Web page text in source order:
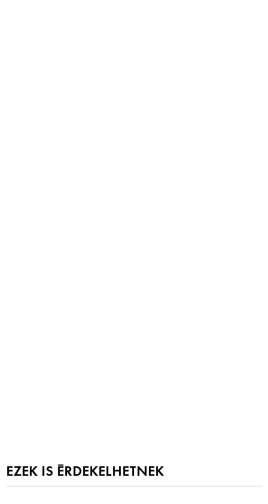
EZEK IS ÉRDEKELHETNEK